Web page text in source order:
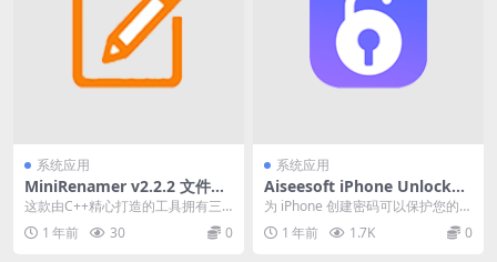
系统应用
MiniRenamer v2.2.2 文件批
量重命名工具绿色版
这款由C++精心打造的工具拥有三
大核心优势： ✓ 极致轻量 – 体积小
巧不占资源...
1 年前 30 0
系统应用
Aiseesoft iPhone Unlocker
(手机解锁器) v2.0.92 中文破
解版
为 iPhone 创建密码可以保护您的隐
私。但是有多种原因会导致您失去
对锁屏密码...
1 年前 1.7K 0